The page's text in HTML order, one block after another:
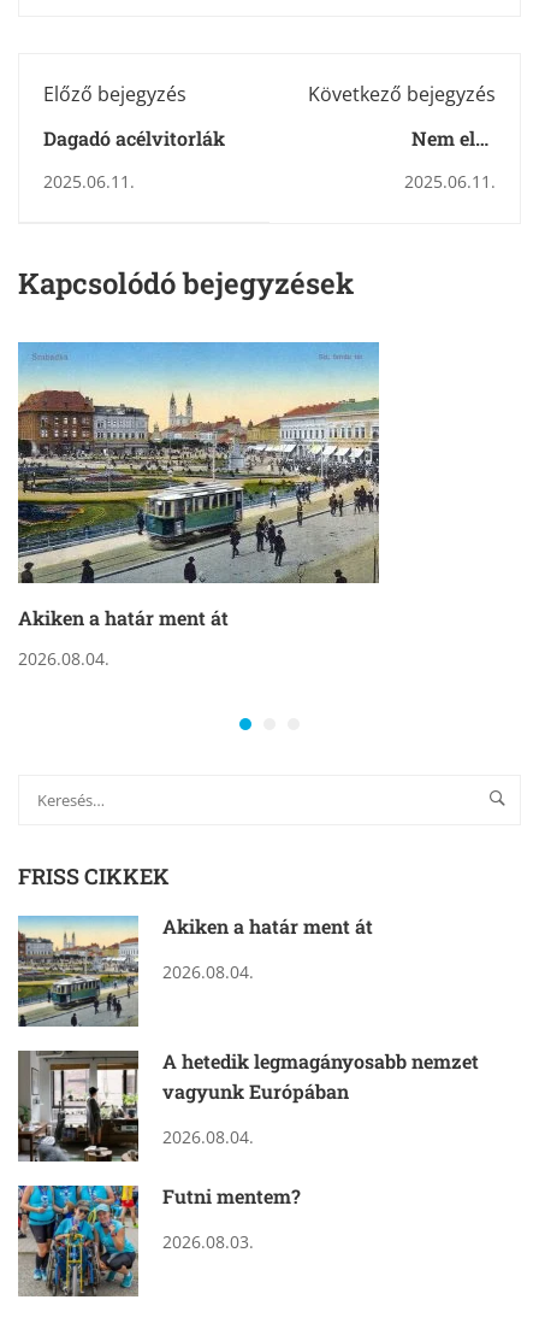
Előző bejegyzés
Dagadó acélvitorlák
2025.06.11.
Következő bejegyzés
Nem elég
2025.06.11.
Kapcsolódó bejegyzések
Akiken a határ ment át
2026.08.04.
FRISS CIKKEK
Akiken a határ ment át
2026.08.04.
A hetedik legmagányosabb nemzet
vagyunk Európában
2026.08.04.
Futni mentem?
2026.08.03.